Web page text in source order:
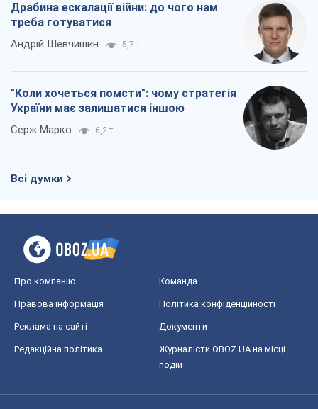
Драбина ескалації війни: до чого нам
треба готуватися
Андрій Шевчишин 5,7 т.
"Коли хочеться помсти": чому стратегія
України має залишатися іншою
Серж Марко 6,2 т.
Всі думки
Про компанію Команда
Правова інформація Політика конфіденційності
Реклама на сайті Документи
Редакційна політика
Журналісти OBOZ.UA на місці
подій